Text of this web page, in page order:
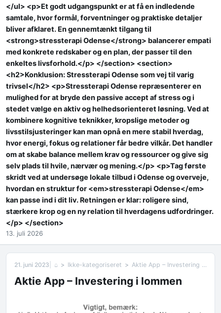
</ul> <p>Et godt udgangspunkt er at få en indledende
samtale, hvor formål, forventninger og praktiske detaljer
bliver afklaret. En gennemtænkt tilgang til
<strong>stressterapi Odense</strong> balancerer empati
med konkrete redskaber og en plan, der passer til den
enkeltes livsforhold.</p> </section> <section>
<h2>Konklusion: Stressterapi Odense som vej til varig
trivsel</h2> <p>Stressterapi Odense repræsenterer en
mulighed for at bryde den passive accept af stress og i
stedet vælge en aktiv og helhedsorienteret løsning. Ved at
kombinere kognitive teknikker, kropslige metoder og
livsstilsjusteringer kan man opnå en mere stabil hverdag,
hvor energi, fokus og relationer får bedre vilkår. Det handler
om at skabe balance mellem krav og ressourcer og give sig
selv plads til hvile, nærvær og mening.</p> <p>Tag første
skridt ved at undersøge lokale tilbud i Odense og overveje,
hvordan en struktur for <em>stressterapi Odense</em>
kan passe ind i dit liv. Retningen er klar: roligere sind,
stærkere krop og en ny relation til hverdagens udfordringer.
</p> </section>
13. juli 2026
21. juni 2023 ⌂ Ikke-kategoriseret Aktie App – Investering i lommen
Aktie App – Investering i lommen